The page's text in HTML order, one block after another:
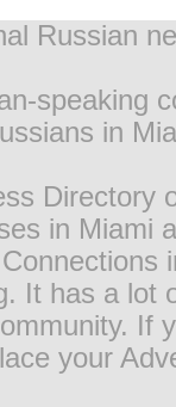
Russian
speaking
in
Directory
in Miami
It has a
If
your